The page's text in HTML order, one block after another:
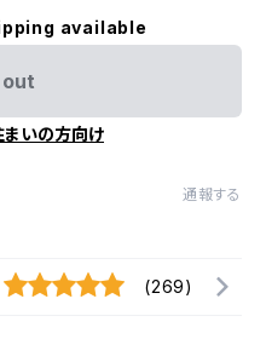
available
いの方向け
通報する
(269)